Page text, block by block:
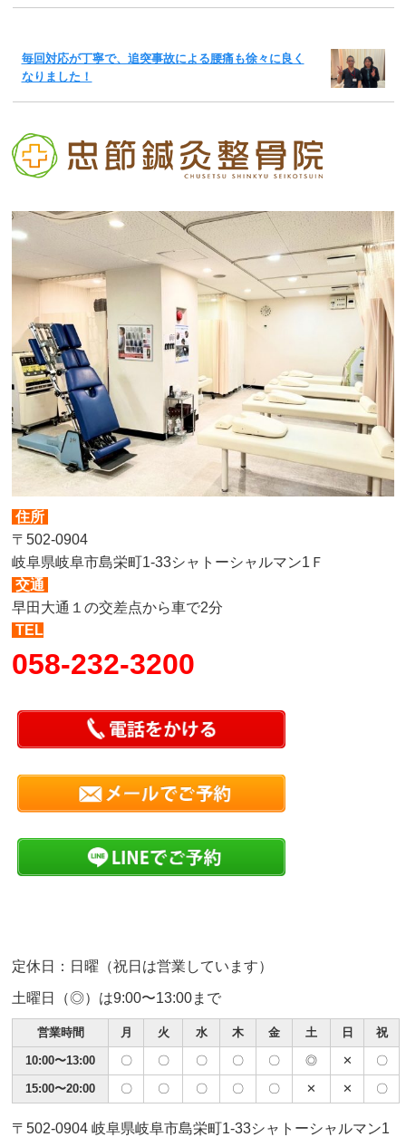
毎回対応が丁寧で、追突事故による腰痛も徐々に良く
なりました！
住所
〒502-0904
岐阜県岐阜市島栄町1-33シャトーシャルマン1Ｆ
交通
早田大通１の交差点から車で2分
TEL
058-232-3200
定休日：日曜（祝日は営業しています）
土曜日（◎）は9:00〜13:00まで
営業時間 月 火 水 木 金 土 日 祝
10:00〜13:00 〇 〇 〇 〇 〇 ◎ ✕ 〇
15:00〜20:00 〇 〇 〇 〇 〇 ✕ ✕ 〇
〒502-0904 岐阜県岐阜市島栄町1-33シャトーシャルマン1